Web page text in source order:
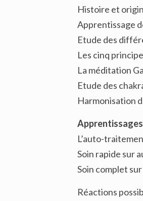
Histoire et
Apprentissage
Etude des
Les cinq
La méditation
Etude des
Harmonisation
Apprentissage
L’auto-
Soin rapide sur
Soin complet
Réactions